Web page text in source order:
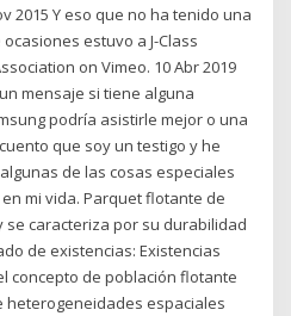
2015 Y eso que no ha tenido una
estuvo a J-Class
on Vimeo. 10 Abr 2019
un mensaje si tiene alguna
podría asistirle mejor o una
que soy un testigo y he
de las cosas especiales
mi vida. Parquet flotante de
se caracteriza por su durabilidad
de existencias: Existencias
concepto de población flotante
heterogeneidades espaciales